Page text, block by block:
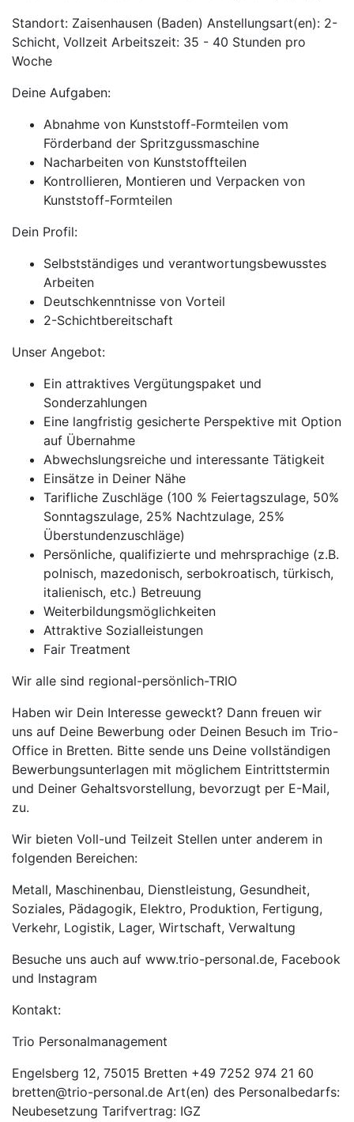
Standort: Zaisenhausen (Baden) Anstellungsart(en): 2-
Schicht, Vollzeit Arbeitszeit: 35 - 40 Stunden pro
Woche
Deine Aufgaben:
Abnahme von Kunststoff-Formteilen vom
Förderband der Spritzgussmaschine
Nacharbeiten von Kunststoffteilen
Kontrollieren, Montieren und Verpacken von
Kunststoff-Formteilen
Dein Profil:
Selbstständiges und verantwortungsbewusstes
Arbeiten
Deutschkenntnisse von Vorteil
2-Schichtbereitschaft
Unser Angebot:
Ein attraktives Vergütungspaket und
Sonderzahlungen
Eine langfristig gesicherte Perspektive mit Option
auf Übernahme
Abwechslungsreiche und interessante Tätigkeit
Einsätze in Deiner Nähe
Tarifliche Zuschläge (100 % Feiertagszulage, 50%
Sonntagszulage, 25% Nachtzulage, 25%
Überstundenzuschläge)
Persönliche, qualifizierte und mehrsprachige (z.B.
polnisch, mazedonisch, serbokroatisch, türkisch,
italienisch, etc.) Betreuung
Weiterbildungsmöglichkeiten
Attraktive Sozialleistungen
Fair Treatment
Wir alle sind regional-persönlich-TRIO
Haben wir Dein Interesse geweckt? Dann freuen wir
uns auf Deine Bewerbung oder Deinen Besuch im Trio-
Office in Bretten. Bitte sende uns Deine vollständigen
Bewerbungsunterlagen mit möglichem Eintrittstermin
und Deiner Gehaltsvorstellung, bevorzugt per E-Mail,
zu.
Wir bieten Voll-und Teilzeit Stellen unter anderem in
folgenden Bereichen:
Metall, Maschinenbau, Dienstleistung, Gesundheit,
Soziales, Pädagogik, Elektro, Produktion, Fertigung,
Verkehr, Logistik, Lager, Wirtschaft, Verwaltung
Besuche uns auch auf www.trio-personal.de, Facebook
und Instagram
Kontakt:
Trio Personalmanagement
Engelsberg 12, 75015 Bretten +49 7252 974 21 60
bretten@trio-personal.de Art(en) des Personalbedarfs:
Neubesetzung Tarifvertrag: IGZ